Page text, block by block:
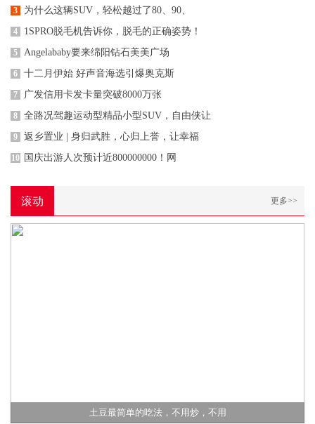
3 为什么这辆SUV，轻松越过了80、90、
4 1SPRO脱毛机告诉你，脱毛的正确姿势！
5 Angelababy要来绵阳钻石美美广场
6 十二月伊始 好声音海选引爆奥克斯
7 广发信用卡发卡量突破8000万张
8 全路况驾趣运动型精品小型SUV，自由侠让
9 返乡置业 | 身归武胜，心归上誉，让幸福
10 国庆出游人次预计近800000000！网
滚动 更多>>
土豆最简单的吃法，不用炒，不用